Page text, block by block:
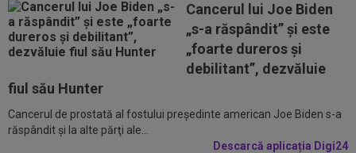
Cancerul lui Joe Biden
„s-a răspândit” şi este
„foarte dureros și
debilitant”, dezvăluie
fiul său Hunter
Cancerul de prostată al fostului preşedinte american Joe Biden s-a
răspândit şi la alte părţi ale...
Descarcă aplicația Digi24
14:08 VIDEO
Radu Naum a rămas ”mască”, după ce
l-a auzit pe antrenorul de la FC Voluntari...
Antrenorul lui Union SG a dat verdictul, după ce
Darius Olaru a fost rezervă și...
15:06
Sepsi - FCSB | LIVE VIDEO, luni, 21:30, DGS 1.
Roș-albaștrii, ”ca acasă” la...